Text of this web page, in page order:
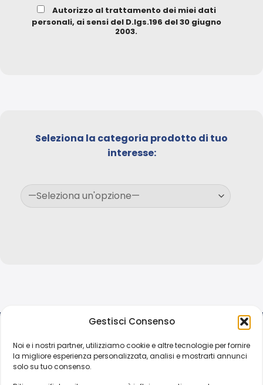
Gestisci Consenso
Noi e i nostri partner, utilizziamo cookie e altre tecnologie per fornire
la migliore esperienza personalizzata, analisi e mostrarti annunci
solo su tuo consenso.
Autorizzo al trattamento dei miei dati
personali, ai sensi del D.lgs.196 del 30 giugno
2003.
Seleziona la categoria prodotto di tuo
interesse:
SU DI NOI